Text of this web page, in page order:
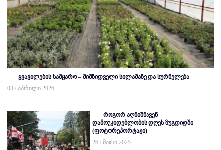
ყვავილების სამყარო – მიმზიდველი სილამაზე და სურნელება
03 / აპრილი 2026
როგორ აღნიშნავენ
დამოუკიდებლობის დღეს ზუგდიდში
(ფოტორეპორტაჟი)
26 / მაისი 2025